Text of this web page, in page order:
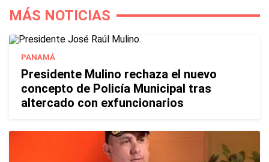
MÁS NOTICIAS
PANAMÁ
Presidente Mulino rechaza el nuevo
concepto de Policía Municipal tras
altercado con exfuncionarios